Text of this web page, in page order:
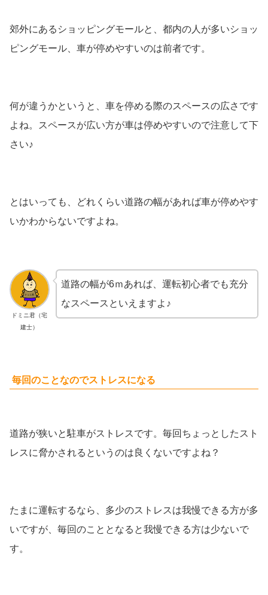
郊外にあるショッピングモールと、都内の人が多いショッ
ピングモール、車が停めやすいのは前者です。
何が違うかというと、車を停める際のスペースの広さです
よね。スペースが広い方が車は停めやすいので注意して下
さい♪
とはいっても、どれくらい道路の幅があれば車が停めやす
いかわからないですよね。
ドミニ君（宅
建士）
道路の幅が6ｍあれば、運転初心者でも充分
なスペースといえますよ♪
毎回のことなのでストレスになる
道路が狭いと駐車がストレスです。毎回ちょっとしたスト
レスに脅かされるというのは良くないですよね？
たまに運転するなら、多少のストレスは我慢できる方が多
いですが、毎回のこととなると我慢できる方は少ないで
す。